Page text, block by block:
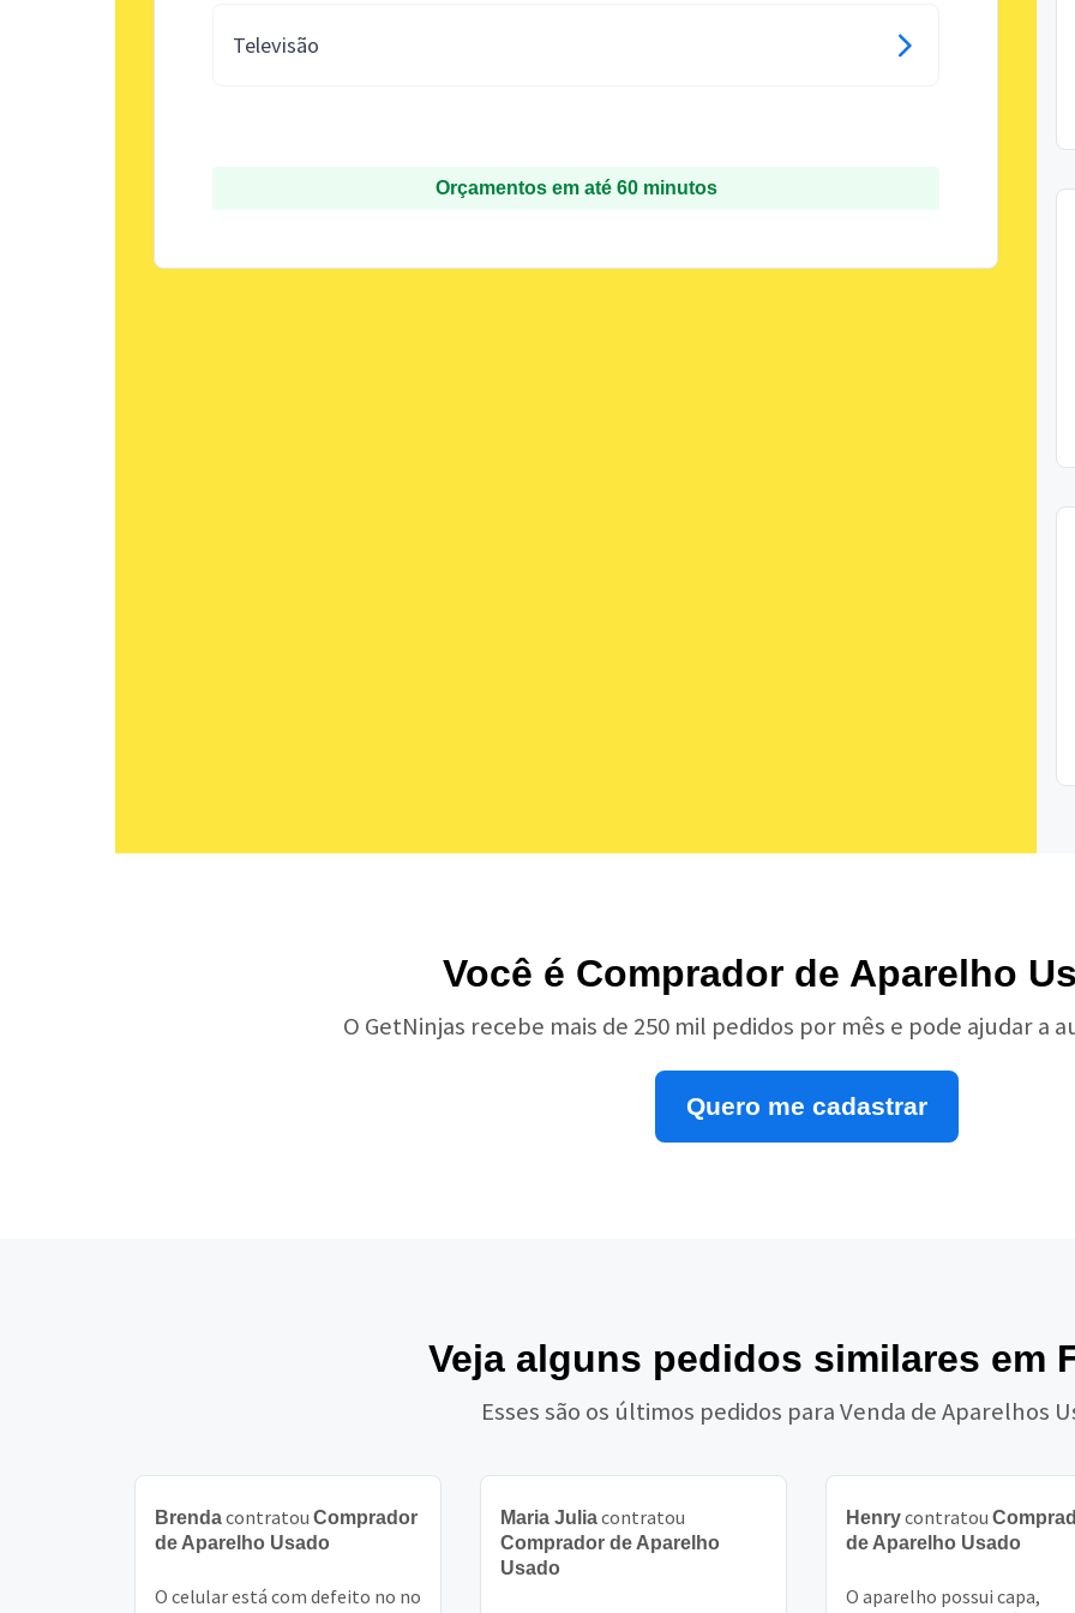
Televisão
Orçamentos em até 60 minutos
Você é Comprador de Aparelho
O GetNinjas recebe mais de 250 mil pedidos por mês e pode ajudar a
Quero me cadastrar
Veja alguns pedidos similares em
Esses são os últimos pedidos para Venda de Aparelhos
Brendacontratou Comprador
de Aparelho Usado
O celular está com defeito no no
Maria Juliacontratou
Comprador de Aparelho
Usado
Henrycontratou
de Aparelho Usado
O aparelho possui capa,